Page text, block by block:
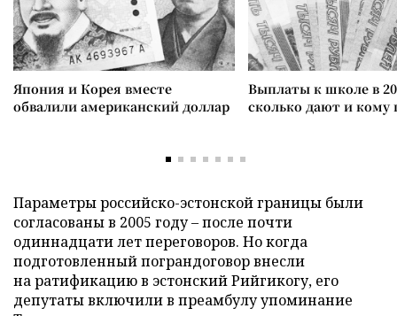
Япония и Корея вместе
обвалили американский доллар
Выплаты к школе в
сколько дают и
Параметры российско-эстонской границы были
согласованы в 2005 году – после почти
одиннадцати лет переговоров. Но когда
подготовленный пограндоговор внесли
на ратификацию в эстонский Рийгикогу, его
депутаты включили в преамбулу упоминание